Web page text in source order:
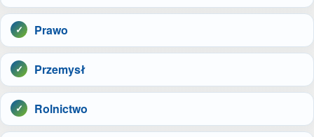
Prawo
Przemysł
Rolnictwo